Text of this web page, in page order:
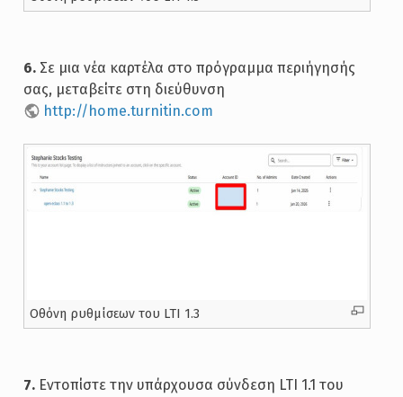
6.Σε μια νέα καρτέλα στο πρόγραμμα περιήγησής
σας, μεταβείτε στη διεύθυνση
http://home.turnitin.com
Oθόνη ρυθμίσεων του LTI 1.3
7.Εντοπίστε την υπάρχουσα σύνδεση LTI 1.1 του